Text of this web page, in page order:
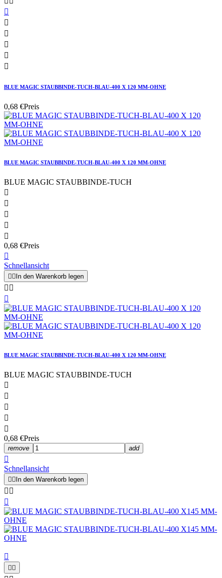






BLUE MAGIC STAUBBINDE-TUCH-BLAU-400 X 120 MM-OHNE
0,68 €Preis
BLUE MAGIC STAUBBINDE-TUCH-BLAU-400 X 120 MM-OHNE
BLUE MAGIC STAUBBINDE-TUCH





0,68 €Preis

Schnellansicht
  In den Warenkorb legen
 

BLUE MAGIC STAUBBINDE-TUCH-BLAU-400 X 120 MM-OHNE
BLUE MAGIC STAUBBINDE-TUCH





0,68 €Preis
remove add

Schnellansicht
  In den Warenkorb legen
 


 